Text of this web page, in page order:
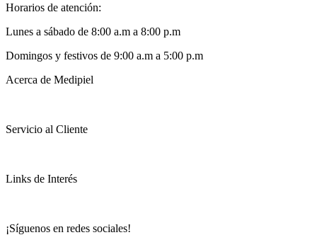
Horarios de atención:
Lunes a sábado de 8:00 a.m a 8:00 p.m
Domingos y festivos de 9:00 a.m a 5:00 p.m
Acerca de Medipiel
Servicio al Cliente
Links de Interés
¡Síguenos en redes sociales!